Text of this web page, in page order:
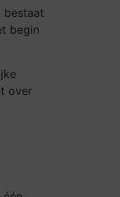
bestaat
begin
over